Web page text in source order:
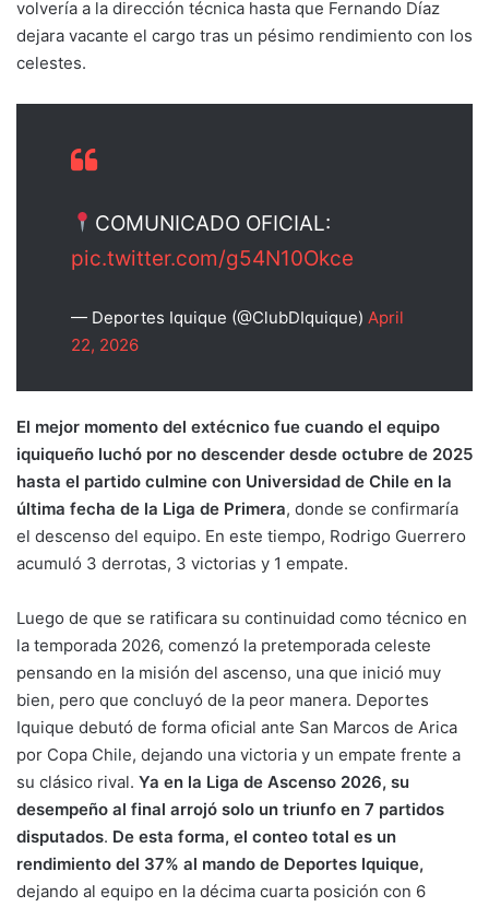
volvería a la dirección técnica hasta que Fernando Díaz
dejara vacante el cargo tras un pésimo rendimiento con los
celestes.
COMUNICADO OFICIAL:
pic.twitter.com/g54N10Okce
— Deportes Iquique (@ClubDIquique) April
22, 2026
El mejor momento del extécnico fue cuando el equipo
iquiqueño luchó por no descender desde octubre de 2025
hasta el partido culmine con Universidad de Chile en la
última fecha de la Liga de Primera, donde se confirmaría
el descenso del equipo. En este tiempo, Rodrigo Guerrero
acumuló 3 derrotas, 3 victorias y 1 empate.
Luego de que se ratificara su continuidad como técnico en
la temporada 2026, comenzó la pretemporada celeste
pensando en la misión del ascenso, una que inició muy
bien, pero que concluyó de la peor manera. Deportes
Iquique debutó de forma oficial ante San Marcos de Arica
por Copa Chile, dejando una victoria y un empate frente a
su clásico rival. Ya en la Liga de Ascenso 2026, su
desempeño al final arrojó solo un triunfo en 7 partidos
disputados. De esta forma, el conteo total es un
rendimiento del 37% al mando de Deportes Iquique,
dejando al equipo en la décima cuarta posición con 6